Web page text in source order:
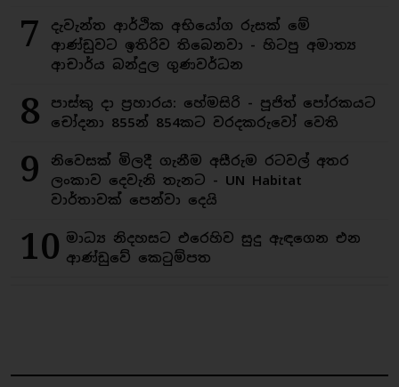
7
දැවැන්ත ආර්ථික අභියෝග රුසක් මේ
ආණ්ඩුවට ඉතිරිව තිබෙනවා - හිටපු අමාත්‍ය
ආචාර්ය බන්දුල ගුණවර්ධන
8
පාස්කු දා ප්‍රහාරය: හේමසිරි - පූජිත් පෝරකයට
චෝදනා 855න් 854කට වරදකරුවෝ වෙති
9
නිවෙසක් මිලදී ගැනීම අසීරුම රටවල් අතර
ලංකාව දෙවැනි තැනට - UN Habitat
වාර්තාවක් පෙන්වා දෙයි
10 මාධ්‍ය නිදහසට එරෙහිව සුදු ඇඳගෙන එන
ආණ්ඩුවේ කෙටුම්පත